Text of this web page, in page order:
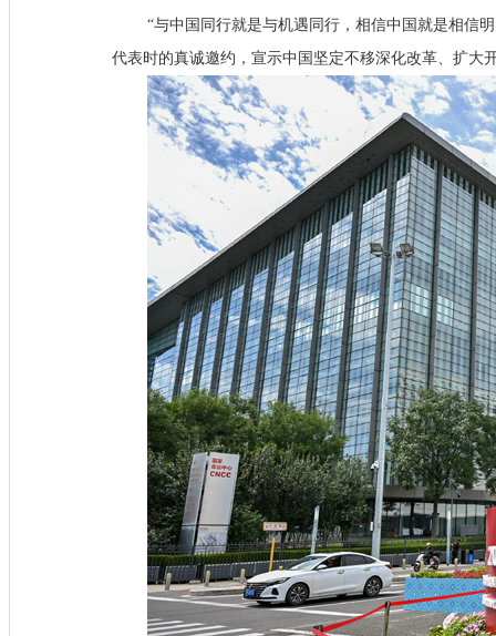
“与中国同行就是与机遇同行，相信中国就是相信
代表时的真诚邀约，宣示中国坚定不移深化改革、扩大